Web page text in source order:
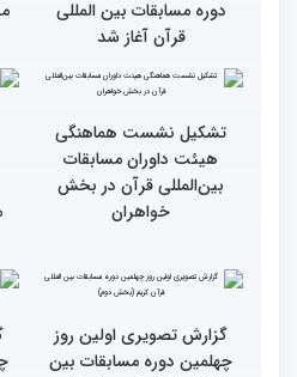
اجرای طرح «قرآن بخوان،
برگزاری مسابقات بین‌المللی
قرآن
گزارش توصیفی و حاشیه
روز مسابقات قرآن